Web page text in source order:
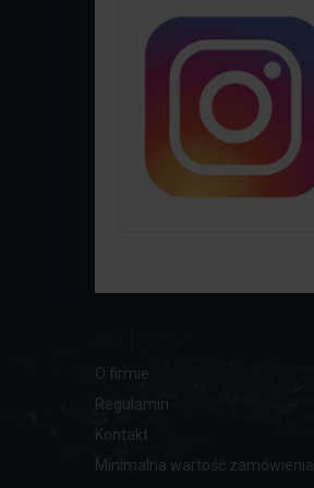
O firmie
Regulamin
Kontakt
Minimalna wartość zamówienia